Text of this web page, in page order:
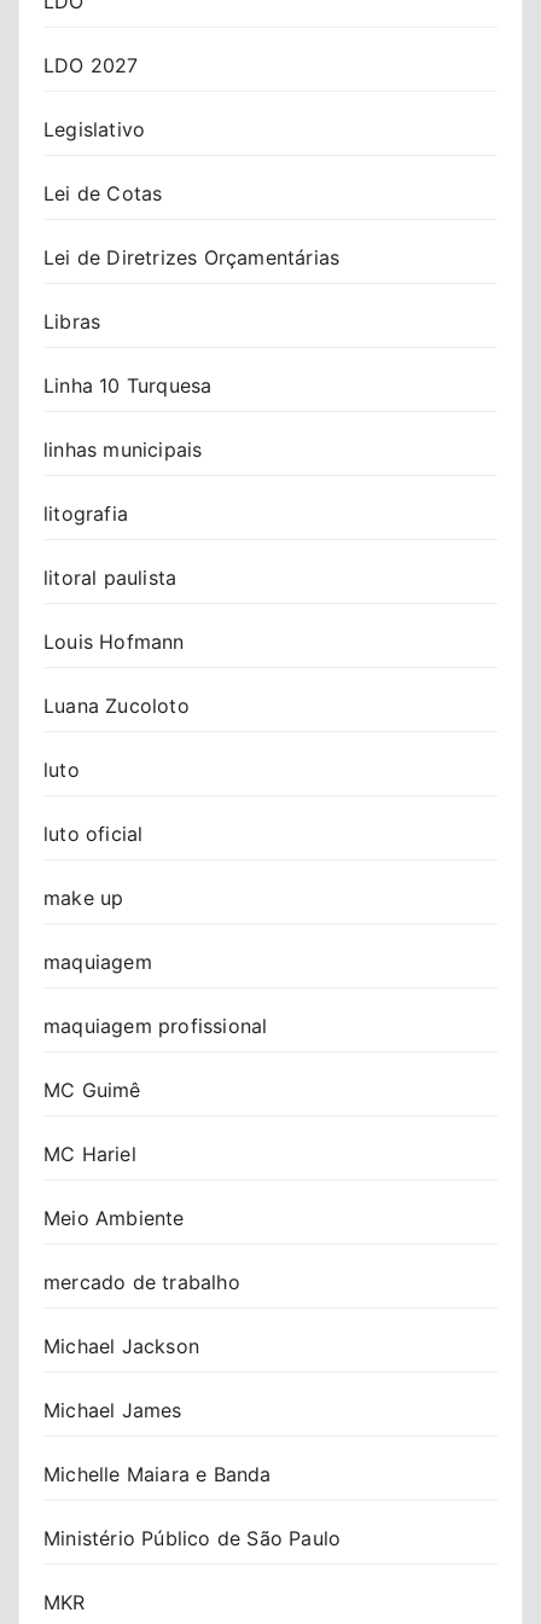
LDO 2027
Legislativo
Lei de Cotas
Lei de Diretrizes Orçamentárias
Libras
Linha 10 Turquesa
linhas municipais
litografia
litoral paulista
Louis Hofmann
Luana Zucoloto
luto
luto oficial
make up
maquiagem
maquiagem profissional
MC Guimê
MC Hariel
Meio Ambiente
mercado de trabalho
Michael Jackson
Michael James
Michelle Maiara e Banda
Ministério Público de São Paulo
MKR